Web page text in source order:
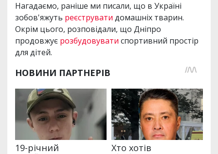
Нагадаємо, раніше ми писали, що в Україні
зобов'яжуть реєструвати домашніх тварин.
Окрім цього, розповідали, що Дніпро
продовжує розбудовувати спортивний простір
для дітей.